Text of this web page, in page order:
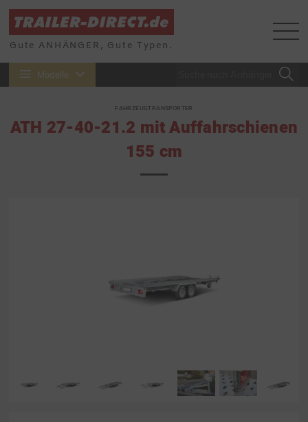
Gute ANHÄNGER, Gute Typen.
Modelle
FAHRZEUGTRANSPORTER
ATH 27-40-21.2 mit Auffahrschienen
155 cm